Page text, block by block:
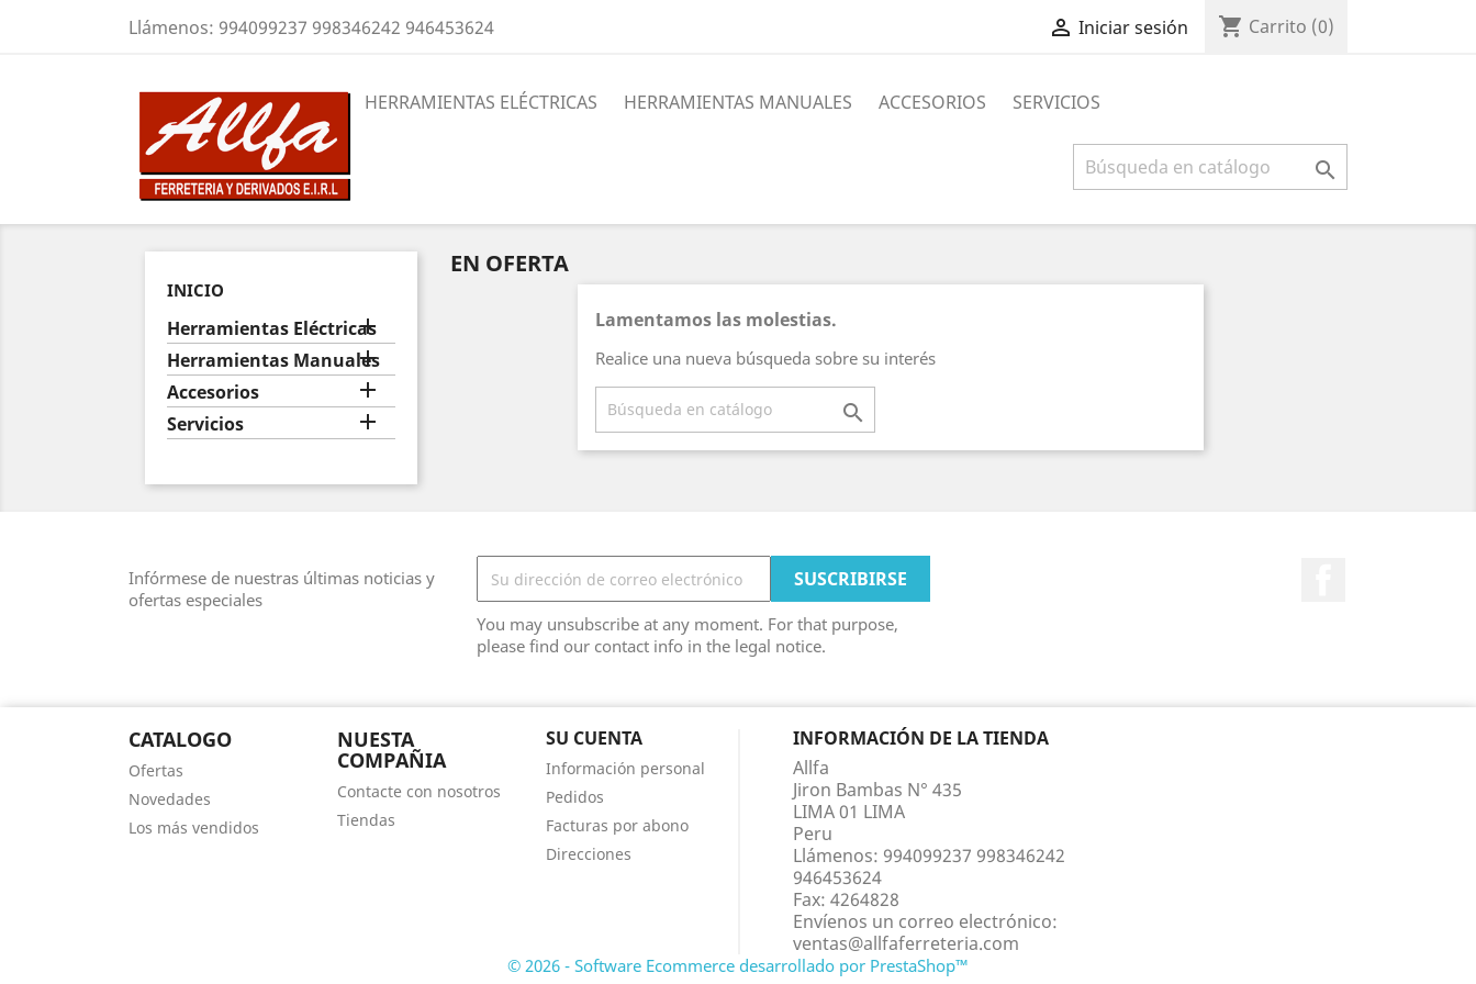
Llámenos: 994099237 998346242 946453624  Iniciar sesión shopping_cart Carrito (0)
HERRAMIENTAS ELÉCTRICAS HERRAMIENTAS MANUALES ACCESORIOS SERVICIOS

INICIO
Herramientas Eléctricas

Herramientas Manuales

Accesorios 
Servicios 
EN OFERTA
Lamentamos las molestias.
Realice una nueva búsqueda sobre su interés

Infórmese de nuestras últimas noticias y
ofertas especiales
You may unsubscribe at any moment. For that purpose,
please find our contact info in the legal notice.
CATALOGO
Ofertas
Novedades
Los más vendidos
NUESTA
COMPAÑIA
Contacte con nosotros
Tiendas
SU CUENTA
Información personal
Pedidos
Facturas por abono
Direcciones
INFORMACIÓN DE LA TIENDA
Allfa
Jiron Bambas N° 435
LIMA 01 LIMA
Peru
Llámenos: 994099237 998346242
946453624
Fax: 4264828
Envíenos un correo electrónico:
ventas@allfaferreteria.com
© 2026 - Software Ecommerce desarrollado por PrestaShop™